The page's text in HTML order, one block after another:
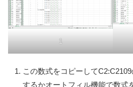
1
この数式をコピーして
するかオートフィル機能で数式